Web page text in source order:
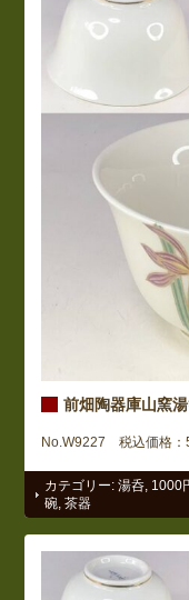
前畑陶器庫山窯
No.W9227 税込価格：
カテゴリー:湯呑 1000
碗 ,茶器